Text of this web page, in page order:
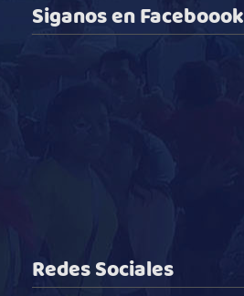
Siganos en Faceboook
Redes Sociales